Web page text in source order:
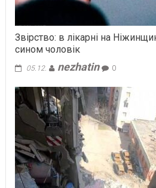
Звірство: в лікарні на
сином чоловік
05.12. nezhatin 0